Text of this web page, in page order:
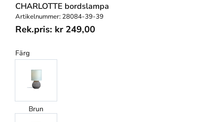
CHARLOTTE bordslampa
Artikelnummer: 28084-39-39
Rek.pris: kr249,00
Färg
Brun